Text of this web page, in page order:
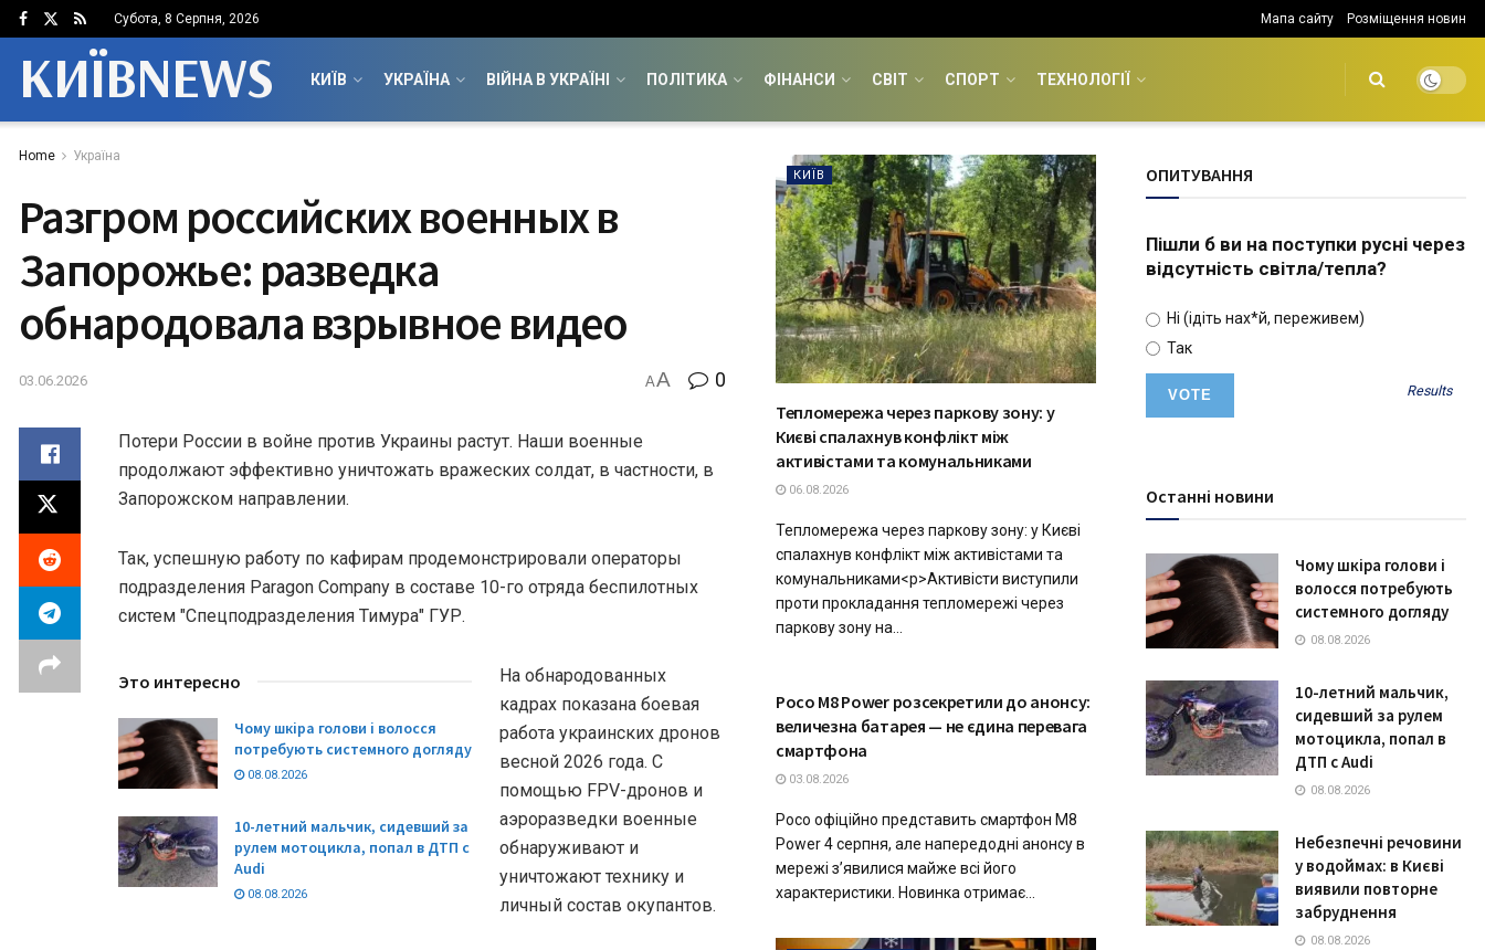
Субота, 8 Серпня, 2026 Мапа сайту Розміщення новин
КИЇВNEWS КИЇВ УКРАЇНА ВІЙНА В УКРАЇНІ ПОЛІТИКА ФІНАНСИ СВІТ СПОРТ ТЕХНОЛОГІЇ
Home Україна
Разгром российских военных в
Запорожье: разведка
обнародовала взрывное видео
03.06.2026 AA 0
Потери России в войне против Украины растут. Наши военные
продолжают эффективно уничтожать вражеских солдат, в частности, в
Запорожском направлении.
Так, успешную работу по кафирам продемонстрировали операторы
подразделения Paragon Company в составе 10-го отряда беспилотных
систем "Спецподразделения Тимура" ГУР.
Это интересно
Чому шкіра голови і волосся
потребують системного догляду
08.08.2026
10-летний мальчик, сидевший за
рулем мотоцикла, попал в ДТП с
Audi
08.08.2026
На обнародованных
кадрах показана боевая
работа украинских дронов
весной 2026 года. С
помощью FPV-дронов и
аэроразведки военные
обнаруживают и
уничтожают технику и
личный состав окупантов.
КИЇВ
Тепломережа через паркову зону: у
Києві спалахнув конфлікт між
активістами та комунальниками
06.08.2026
Тепломережа через паркову зону: у Києві
спалахнув конфлікт між активістами та
комунальниками<p>Активісти виступили
проти прокладання тепломережі через
паркову зону на...
Poco M8 Power розсекретили до анонсу:
величезна батарея — не єдина перевага
смартфона
03.08.2026
Poco офіційно представить смартфон M8
Power 4 серпня, але напередодні анонсу в
мережі з’явилися майже всі його
характеристики. Новинка отримає...
ОПИТУВАННЯ
Пішли б ви на поступки русні через
відсутність світла/тепла?
Ні (ідіть нах*й, переживем)
Так
Results
Останні новини
Чому шкіра голови і
волосся потребують
системного догляду
08.08.2026
10-летний мальчик,
сидевший за рулем
мотоцикла, попал в
ДТП с Audi
08.08.2026
Небезпечні речовини
у водоймах: в Києві
виявили повторне
забруднення
08.08.2026